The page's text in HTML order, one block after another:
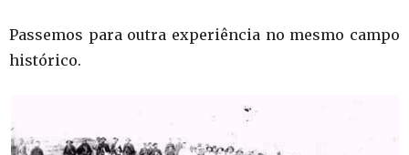
Passemos para outra experiência no mesmo campo
histórico.